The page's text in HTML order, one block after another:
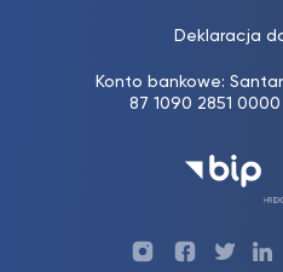
Deklaracja
Konto bankowe:
87 1090 2851
Profil ProfilProfil